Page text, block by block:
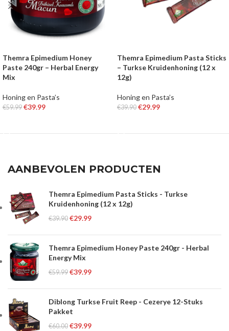
Themra Epimedium Honey
Paste 240gr – Herbal Energy
Mix
Honing en Pasta’s
€59.99 €39.99
Themra Epimedium Pasta Sticks
– Turkse Kruidenhoning (12 x
12g)
Honing en Pasta’s
€39.90 €29.99
AANBEVOLEN PRODUCTEN
Themra Epimedium Pasta Sticks - Turkse
Kruidenhoning (12 x 12g)
€39.90 €29.99
Themra Epimedium Honey Paste 240gr - Herbal
Energy Mix
€59.99 €39.99
Diblong Turkse Fruit Reep - Cezerye 12-Stuks
Pakket
€60.00 €39.99